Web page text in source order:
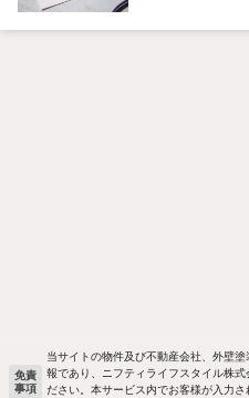
免責
事項
当サイトの物件及び不動産会社、外壁
報であり、ニフティライフスタイル株
ださい。本サービス内でお客様が入力